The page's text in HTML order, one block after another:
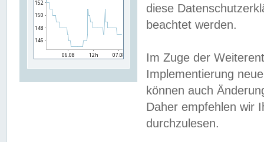
diese
beachtet werden.
Im Zuge der
Implementierung
können auch
Daher empfehlen wir
durchzulesen.